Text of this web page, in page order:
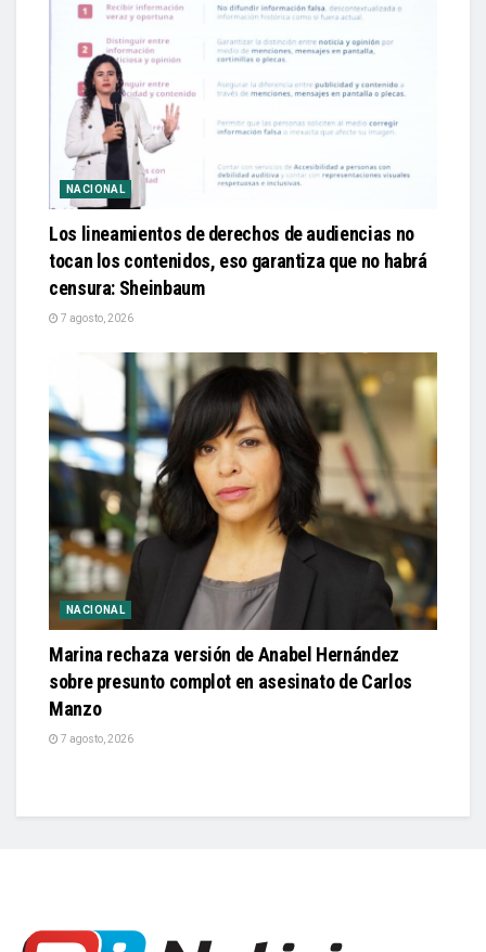
NACIONAL
Los lineamientos de derechos de audiencias no
tocan los contenidos, eso garantiza que no habrá
censura: Sheinbaum
7 agosto, 2026
NACIONAL
Marina rechaza versión de Anabel Hernández
sobre presunto complot en asesinato de Carlos
Manzo
7 agosto, 2026